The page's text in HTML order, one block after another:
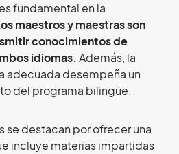
fundamental en la
maestros y maestras son
conocimientos de
idiomas. Además, la
adecuada desempeña un
del programa bilingüe.
se destacan por ofrecer una
incluye materias impartidas